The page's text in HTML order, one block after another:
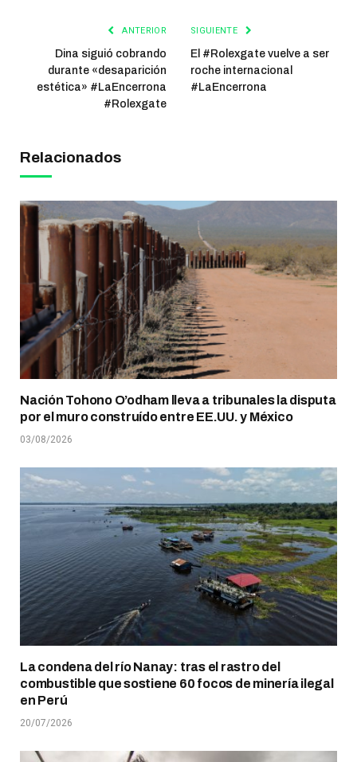
ANTERIOR
Dina siguió cobrando
durante «desaparición
estética» #LaEncerrona
#Rolexgate
SIGUIENTE
El #Rolexgate vuelve a ser
roche internacional
#LaEncerrona
Relacionados
Nación Tohono O’odham lleva a tribunales la disputa
por el muro construído entre EE.UU. y México
03/08/2026
La condena del río Nanay: tras el rastro del
combustible que sostiene 60 focos de minería ilegal
en Perú
20/07/2026